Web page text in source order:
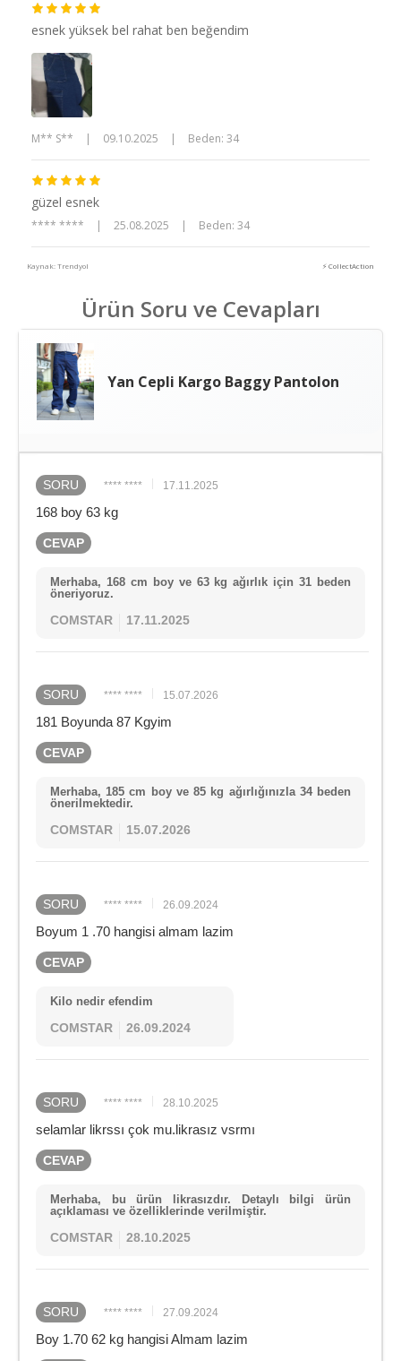
esnek yüksek bel rahat ben beğendim
M** S** | 09.10.2025 | Beden: 34
güzel esnek
**** **** | 25.08.2025 | Beden: 34
Kaynak: Trendyol ⚡ CollectAction
Ürün Soru ve Cevapları
Yan Cepli Kargo Baggy Pantolon
SORU **** **** 17.11.2025
168 boy 63 kg
CEVAP
Merhaba, 168 cm boy ve 63 kg ağırlık için 31 beden
öneriyoruz.
COMSTAR 17.11.2025
SORU **** **** 15.07.2026
181 Boyunda 87 Kgyim
CEVAP
Merhaba, 185 cm boy ve 85 kg ağırlığınızla 34 beden
önerilmektedir.
COMSTAR 15.07.2026
SORU **** **** 26.09.2024
Boyum 1 .70 hangisi almam lazim
CEVAP
Kilo nedir efendim
COMSTAR 26.09.2024
SORU **** **** 28.10.2025
selamlar likrssı çok mu.likrasız vsrmı
CEVAP
Merhaba, bu ürün likrasızdır. Detaylı bilgi ürün
açıklaması ve özelliklerinde verilmiştir.
COMSTAR 28.10.2025
SORU **** **** 27.09.2024
Boy 1.70 62 kg hangisi Almam lazim